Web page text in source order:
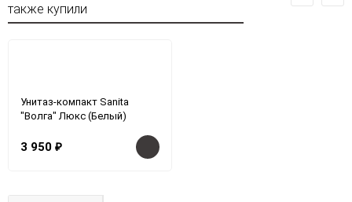
также купили
Унитаз-компакт Sanita
"Волга" Люкс (Белый)
3 950 ₽